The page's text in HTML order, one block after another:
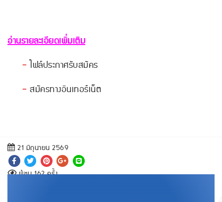
อ่านรายละเอียดเพิ่มเติม
-ไฟล์ประกาศรับสมัคร
- สมัครทางอินเทอร์เน็ต
21 มิถุนายน 2569
ผู้ชม 162 ครั้ง